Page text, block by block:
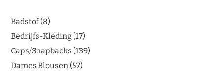
Badstof 8
Bedrijfs-Kleding 17
Caps/Snapbacks 139
Dames Blousen 57